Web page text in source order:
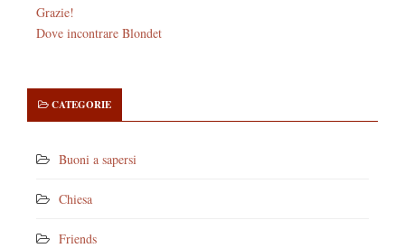
Grazie!
Dove incontrare Blondet
CATEGORIE
Buoni a sapersi
Chiesa
Friends